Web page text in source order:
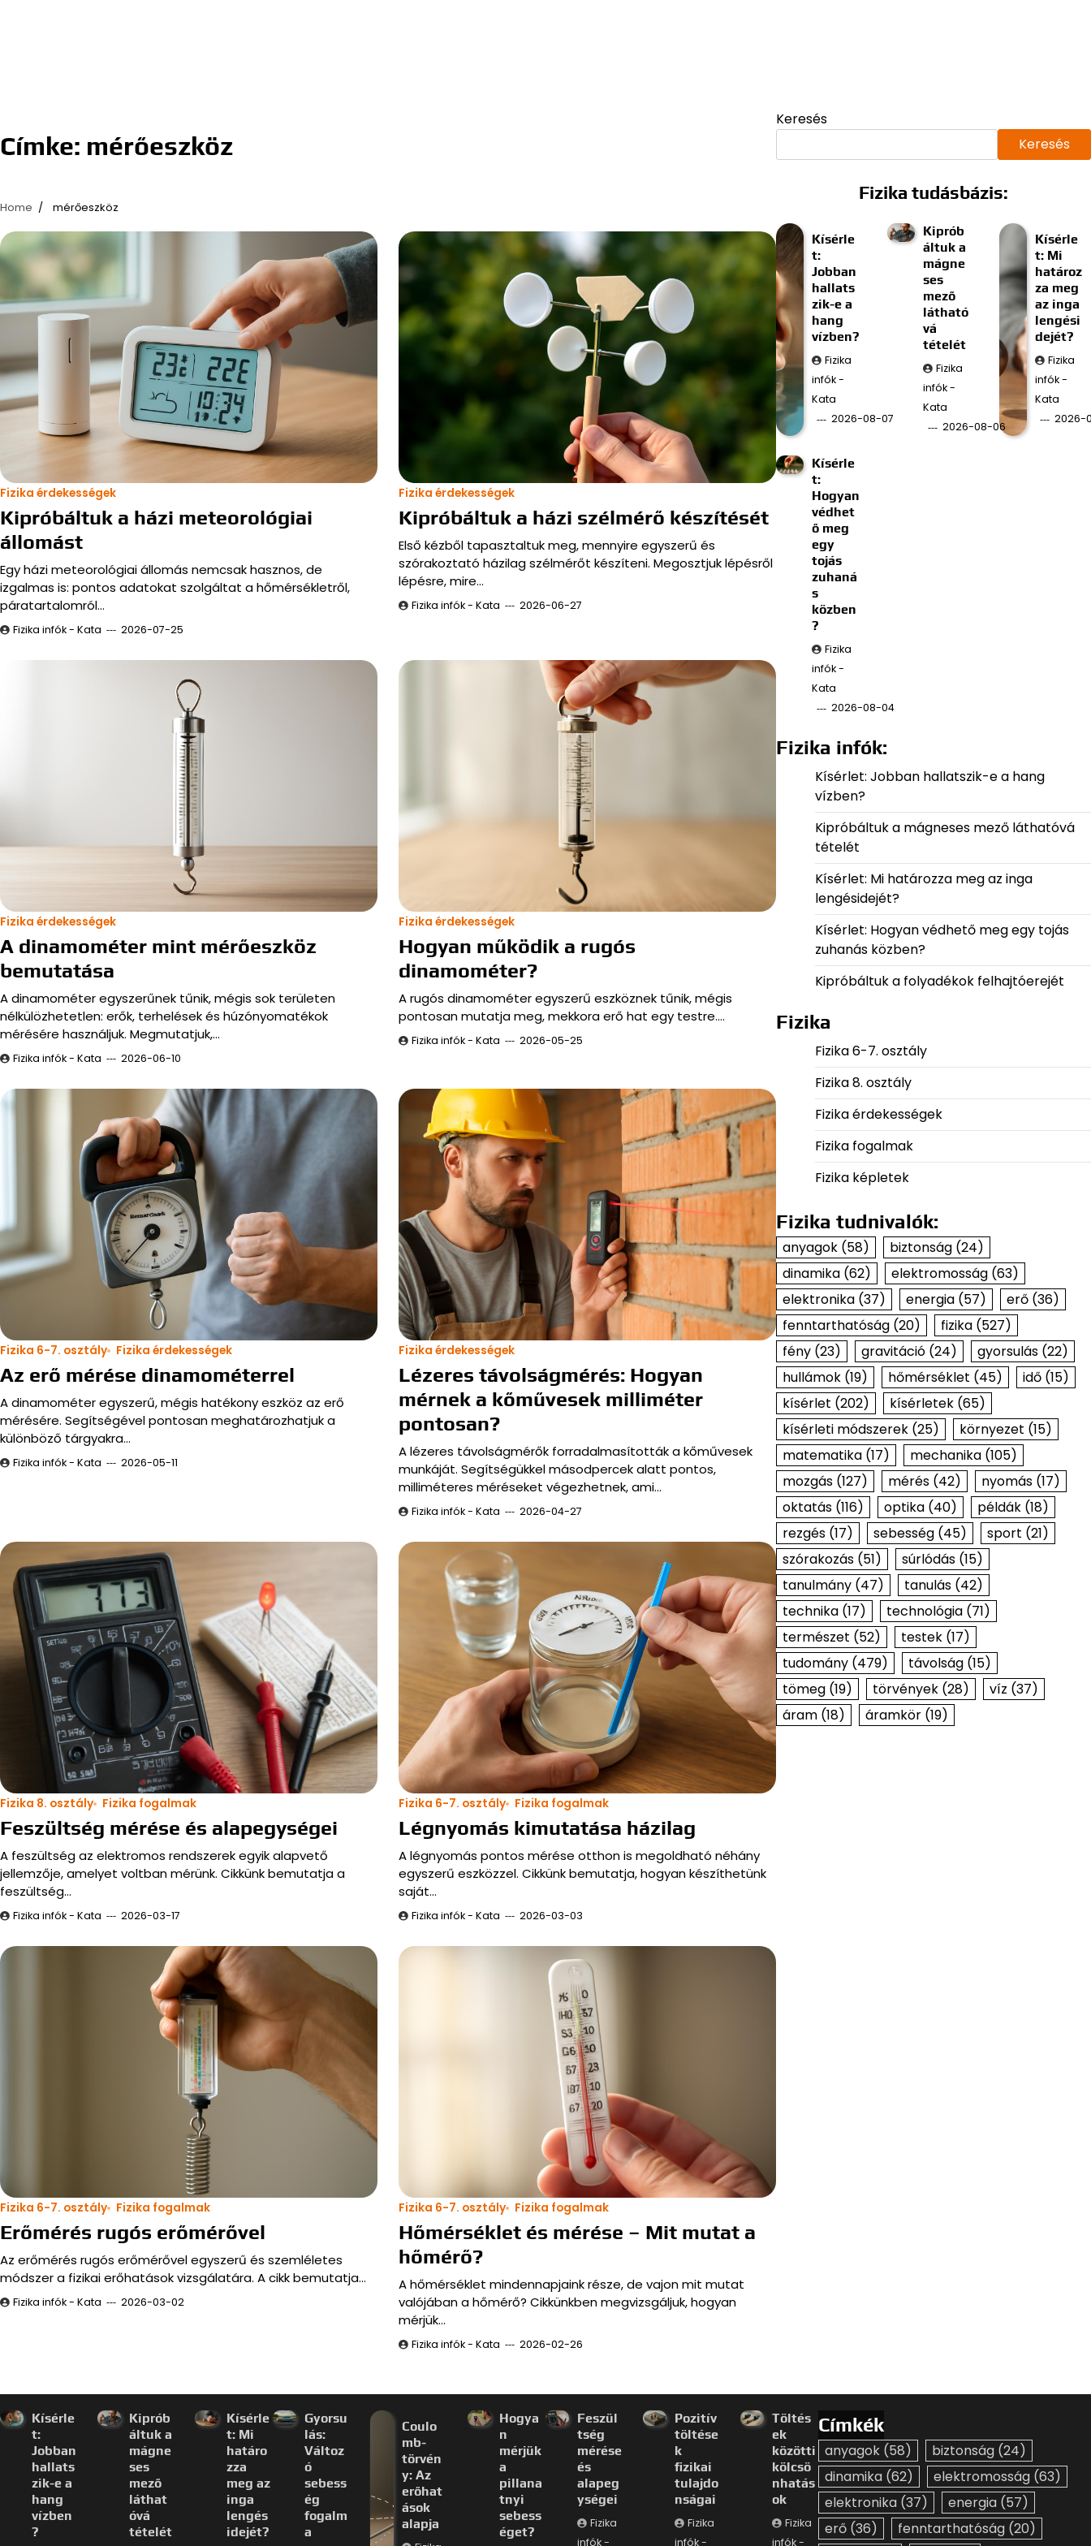
Címke: mérőeszköz
Home mérőeszköz
Fizika érdekességek
Kipróbáltuk a házi meteorológiai
állomást
Egy házi meteorológiai állomás nemcsak hasznos, de
izgalmas is: pontos adatokat szolgáltat a hőmérsékletről,
páratartalomról…
Fizika infók - Kata 2026-07-25
Fizika érdekességek
Kipróbáltuk a házi szélmérő készítését
Első kézből tapasztaltuk meg, mennyire egyszerű és
szórakoztató házilag szélmérőt készíteni. Megosztjuk lépésről
lépésre, mire…
Fizika infók - Kata 2026-06-27
Fizika érdekességek
A dinamométer mint mérőeszköz
bemutatása
A dinamométer egyszerűnek tűnik, mégis sok területen
nélkülözhetetlen: erők, terhelések és húzónyomatékok
mérésére használjuk. Megmutatjuk,…
Fizika infók - Kata 2026-06-10
Fizika érdekességek
Hogyan működik a rugós
dinamométer?
A rugós dinamométer egyszerű eszköznek tűnik, mégis
pontosan mutatja meg, mekkora erő hat egy testre.…
Fizika infók - Kata 2026-05-25
Fizika 6-7. osztály Fizika érdekességek
Az erő mérése dinamométerrel
A dinamométer egyszerű, mégis hatékony eszköz az erő
mérésére. Segítségével pontosan meghatározhatjuk a
különböző tárgyakra…
Fizika infók - Kata 2026-05-11
Fizika érdekességek
Lézeres távolságmérés: Hogyan
mérnek a kőművesek milliméter
pontosan?
A lézeres távolságmérők forradalmasították a kőművesek
munkáját. Segítségükkel másodpercek alatt pontos,
milliméteres méréseket végezhetnek, ami…
Fizika infók - Kata 2026-04-27
Fizika 8. osztály Fizika fogalmak
Feszültség mérése és alapegységei
A feszültség az elektromos rendszerek egyik alapvető
jellemzője, amelyet voltban mérünk. Cikkünk bemutatja a
feszültség…
Fizika infók - Kata 2026-03-17
Fizika 6-7. osztály Fizika fogalmak
Légnyomás kimutatása házilag
A légnyomás pontos mérése otthon is megoldható néhány
egyszerű eszközzel. Cikkünk bemutatja, hogyan készíthetünk
saját…
Fizika infók - Kata 2026-03-03
Fizika 6-7. osztály Fizika fogalmak
Erőmérés rugós erőmérővel
Az erőmérés rugós erőmérővel egyszerű és szemléletes
módszer a fizikai erőhatások vizsgálatára. A cikk bemutatja…
Fizika infók - Kata 2026-03-02
Fizika 6-7. osztály Fizika fogalmak
Hőmérséklet és mérése – Mit mutat a
hőmérő?
A hőmérséklet mindennapjaink része, de vajon mit mutat
valójában a hőmérő? Cikkünkben megvizsgáljuk, hogyan
mérjük…
Fizika infók - Kata 2026-02-26
Keresés
Keresés
Fizika tudásbázis:
Kísérle
t:
Jobban
hallats
zik-e a
hang
vízben?
Fizika
infók -
Kata
2026-08-07
Kiprób
áltuk a
mágne
ses
mező
látható
vá
tételét
Fizika
infók -
Kata
2026-08-06
Kísérle
t: Mi
határoz
za meg
az inga
lengési
dejét?
Fizika
infók -
Kata
2026-
Kísérle
t:
Hogyan
védhet
ő meg
egy
tojás
zuhaná
s
közben
?
Fizika
infók -
Kata
2026-08-04
Fizika infók:
Kísérlet: Jobban hallatszik-e a hang
vízben?
Kipróbáltuk a mágneses mező láthatóvá
tételét
Kísérlet: Mi határozza meg az inga
lengésidejét?
Kísérlet: Hogyan védhető meg egy tojás
zuhanás közben?
Kipróbáltuk a folyadékok felhajtóerejét
Fizika
Fizika 6-7. osztály
Fizika 8. osztály
Fizika érdekességek
Fizika fogalmak
Fizika képletek
Fizika tudnivalók:
anyagok(58) biztonság(24)
dinamika(62) elektromosság(63)
elektronika(37) energia(57) erő(36)
fenntarthatóság(20) fizika(527)
fény(23) gravitáció(24) gyorsulás(22)
hullámok(19) hőmérséklet (45) idő(15)
kísérlet (202) kísérletek(65)
kísérleti módszerek(25) környezet (15)
matematika(17) mechanika(105)
mozgás(127) mérés(42) nyomás(17)
oktatás(116) optika(40) példák(18)
rezgés(17) sebesség(45) sport (21)
szórakozás(51) súrlódás(15)
tanulmány(47) tanulás(42)
technika(17) technológia(71)
természet (52) testek(17)
tudomány(479) távolság(15)
tömeg(19) törvények(28) víz (37)
áram(18) áramkör(19)
Kísérle
t:
Jobban
hallats
zik-e a
hang
vízben
?
Kiprób
áltuk a
mágne
ses
mező
láthat
óvá
tételét
Kísérle
t: Mi
határo
zza
meg az
inga
lengés
idejét?
Gyorsu
lás:
Változ
ó
sebess
ég
fogalm
a
Coulo
mb-
törvén
y: Az
erőhat
ások
alapja
Hogya
n
mérjük
a
pillana
tnyi
sebess
éget?
Feszül
tség
mérése
és
alapeg
ységei
Fizika
infók -
Pozitív
töltése
k
fizikai
tulajdo
nságai
Fizika
infók -
Töltés
ek
közötti
kölcsö
nhatás
ok
Fizika
infók -
Címkék
anyagok (58) biztonság (24)
dinamika (62) elektromosság (63)
elektronika (37) energia (57)
erő (36) fenntarthatóság (20)